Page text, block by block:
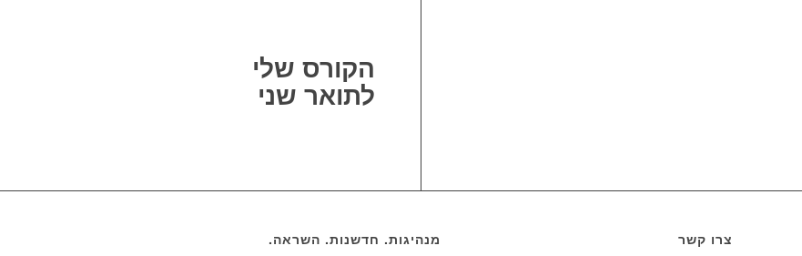
הקורס שלי
לתואר שני
מנהיגות. חדשנות. השראה. צרו קשר